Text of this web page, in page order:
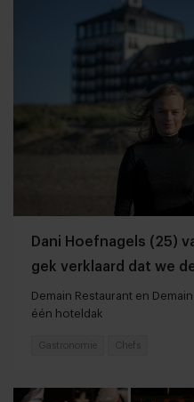
Dani Hoefnagels (25)
gek verklaard dat we
Sergio Herman
Demain Restaurant en
één hoteldak
Gastronomie Chefs